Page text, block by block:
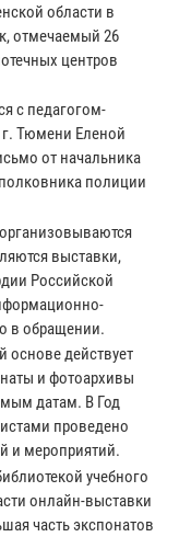
области в
отмечаемый 26
центров
с педагогом-
Тюмени Еленой
от начальника
полиции
выставки,
Российской
в обращении.
основе действует
и фотоархивы
датам. В Год
проведено
и мероприятий.
учебного
онлайн-выставки
часть экспонатов